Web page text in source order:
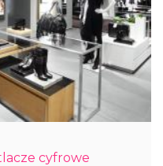
cyfrowe